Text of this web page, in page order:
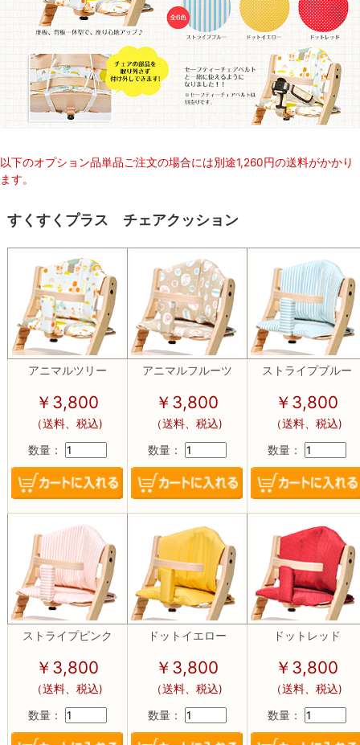
以下のオプション品単品ご注文の場合には別途1,260円の送料がかかり
ます。
すくすくプラス チェアクッション
アニマルツリー
￥3,800
（送料、税込)
数量：
アニマルフルーツ
￥3,800
（送料、税込)
数量：
ストライプブルー
￥3,800
（送料、税込)
数量：
ストライプピンク
￥3,800
（送料、税込)
数量：
ドットイエロー
￥3,800
（送料、税込)
数量：
ドットレッド
￥3,800
（送料、税込)
数量：